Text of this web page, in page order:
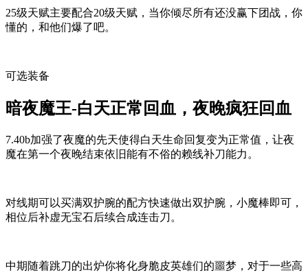
25级天赋主要配合20级天赋，当你倾尽所有还没赢下团战，你
懂的，和他们爆了吧。
可选装备
暗夜魔王-白天正常回血，夜晚疯狂回血
7.40b加强了夜魔的先天使得白天生命回复变为正常值，让夜
魔在第一个夜晚结束依旧能有不俗的赖线补刀能力。
对线期可以买满双护腕的配方快速做出双护腕，小魔棒即可，
相位后补虚无宝石后续合成连击刀。
中期随着跳刀的出炉你将化身脆皮英雄们的噩梦，对于一些高